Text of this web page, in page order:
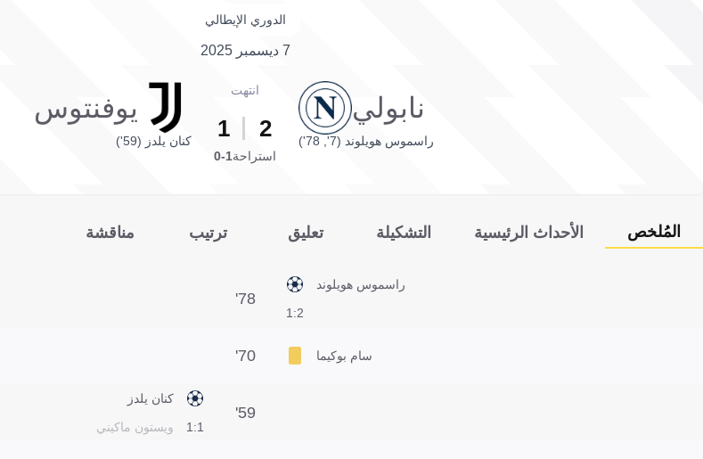
الدوري الإيطالي
7 ديسمبر 2025
نابولي
راسموس هويلوند (7', 78')
انتهت
2
1
يوفنتوس
كنان يلدز (59')
استراحة1-0
المُلخص الأحداث الرئيسية التشكيلة تعليق ترتيب مناقشة
2:1
راسموس هويلوند
78'
سام بوكيما 70'
1:1
كنان يلدز
ويستون ماكيني
59'